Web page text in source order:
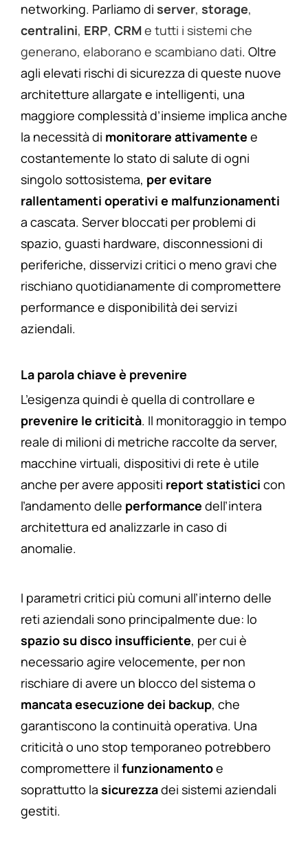
networking. Parliamo di server, storage,
centralini, ERP, CRMe tutti i sistemi che
generano, elaborano e scambiano dati. Oltre
agli elevati rischi di sicurezza di queste nuove
architetture allargate e intelligenti, una
maggiore complessità d’insieme implica anche
la necessità di monitorare attivamente e
costantemente lo stato di salute di ogni
singolo sottosistema, per evitare
rallentamenti operativi e malfunzionamenti
a cascata. Server bloccati per problemi di
spazio, guasti hardware, disconnessioni di
periferiche, disservizi critici o meno gravi che
rischiano quotidianamente di compromettere
performance e disponibilità dei servizi
aziendali.
La parola chiave è prevenire
L’esigenza quindi è quella di controllare e
prevenire le criticità. Il monitoraggio in tempo
reale di milioni di metriche raccolte da server,
macchine virtuali, dispositivi di rete è utile
anche per avere appositi report statistici con
l’andamento delle performance dell’intera
architettura ed analizzarle in caso di
anomalie.
I parametri critici più comuni all’interno delle
reti aziendali sono principalmente due: lo
spazio su disco insufficiente, per cui è
necessario agire velocemente, per non
rischiare di avere un blocco del sistema o
mancata esecuzione dei backup, che
garantiscono la continuità operativa. Una
criticità o uno stop temporaneo potrebbero
compromettere il funzionamentoe
soprattutto la sicurezzadei sistemi aziendali
gestiti.